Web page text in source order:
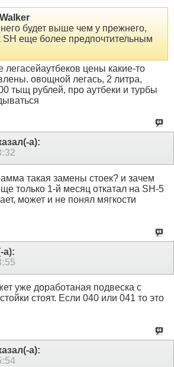
Walker
будет выше чем у прежнего,
SH еще более предпочтительным
легасейаутбеков цены какие-то
овощной легась, 2 литра,
тыщ рублей, про аутбеки и турбы
а):
такая замены стоек? и зачем
только 1-й месяц откатал на SH-5
может и не понял мягкости
а):
уже доработаная подвеска с
стоят. Если 040 или 041 то это
а):